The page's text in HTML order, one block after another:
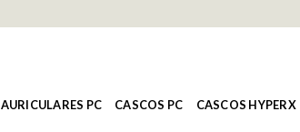
AURICULARES PC CASCOS PC CASCOS HYPERX